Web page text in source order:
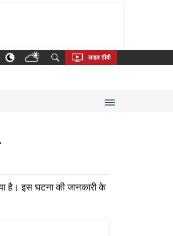
Tamil Kannada Malayalam
लाइव टीवी
है। इस घटना की जानकारी के